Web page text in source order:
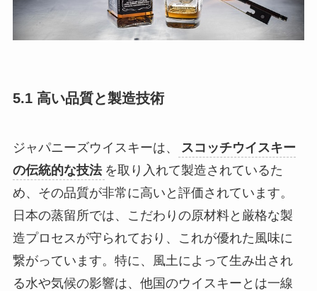
5.1 高い品質と製造技術
ジャパニーズウイスキーは、
スコッチウイスキー
の伝統的な技法 を取り入れて製造されているた
め、その品質が非常に高いと評価されています。
日本の蒸留所では、こだわりの原材料と厳格な製
造プロセスが守られており、これが優れた風味に
繋がっています。特に、風土によって生み出され
る水や気候の影響は、他国のウイスキーとは一線